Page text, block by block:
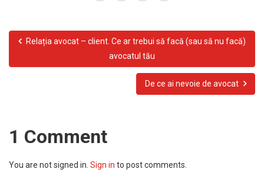
Relația avocat – client. Ce ar trebui să facă (sau să nu facă)
avocatul tău
De ce ai nevoie de avocat
1 Comment
You are not signed in. Sign in to post comments.